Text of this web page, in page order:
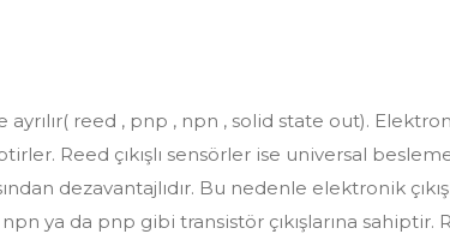
reed , pnp , npn , solid state out).
Reed çıkışlı sensörler ise universal
dezavantajlıdır. Bu nedenle elektronik
ya da pnp gibi transistör çıkışlarına sahiptir.